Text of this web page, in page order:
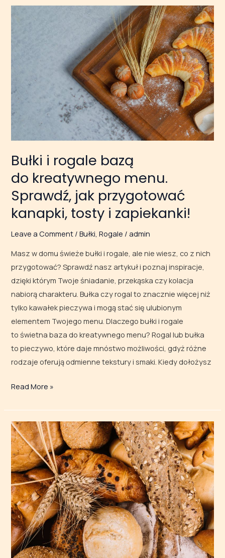
Bułki i rogale bazą
do kreatywnego menu.
Sprawdź, jak przygotować
kanapki, tosty i zapiekanki!
Leave a Comment /Bułki,Rogale /admin
Masz w domu świeże bułki i rogale, ale nie wiesz, co z nich
przygotować? Sprawdź nasz artykuł i poznaj inspiracje,
dzięki którym Twoje śniadanie, przekąska czy kolacja
nabiorą charakteru. Bułka czy rogal to znacznie więcej niż
tylko kawałek pieczywa i mogą stać się ulubionym
elementem Twojego menu. Dlaczego bułki i rogale
to świetna baza do kreatywnego menu? Rogal lub bułka
to pieczywo, które daje mnóstwo możliwości, gdyż różne
rodzaje oferują odmienne tekstury i smaki. Kiedy dołożysz
bazą
Sprawdź,
jak
przygotować
Read More »
Chleby
z całego
świata
–
poznaj
wypieki
z różnych
kultur